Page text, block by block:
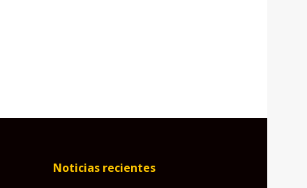
Noticias recientes